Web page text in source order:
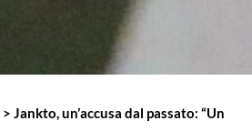
> Jankto, un’accusa dal passato: “Un